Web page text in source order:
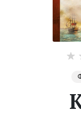
Экранизации